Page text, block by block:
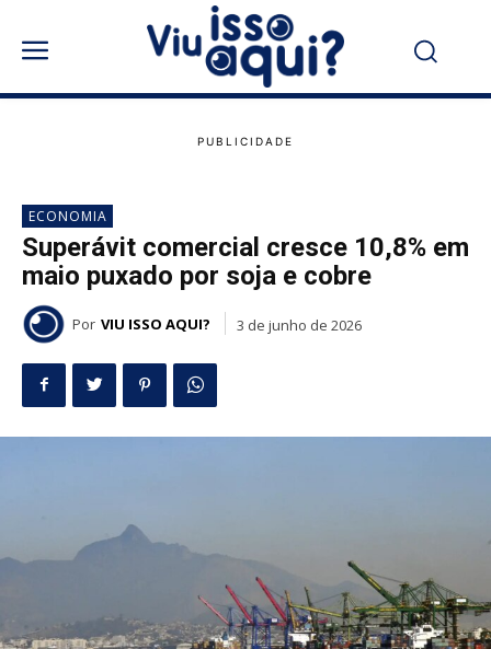
ECONOMIA
Superávit comercial cresce 10,8% em
maio puxado por soja e cobre
Por VIU ISSO AQUI? 3 de junho de 2026